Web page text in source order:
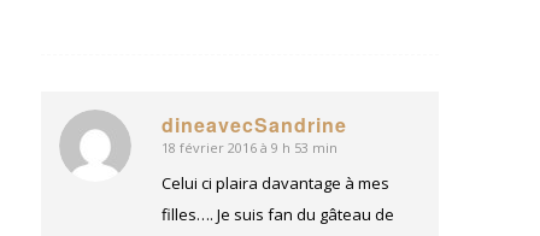
dineavecSandrine
dit
:
18 février 2016 à 9 h 53 min
Celui ci plaira davantage à mes
filles…. Je suis fan du gâteau de